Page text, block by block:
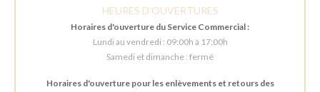
HEURES D'OUVERTURES
Horaires d'ouverture du Service Commercial :
Lundi au vendredi : 09:00h à 17:00h
Samedi et dimanche : fermé
Horaires d'ouverture pour les enlèvements et retours des